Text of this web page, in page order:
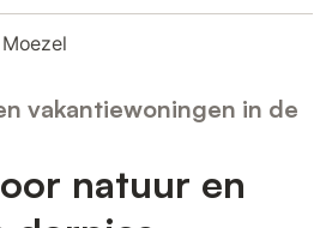
vakantiewoningen in de
natuur en